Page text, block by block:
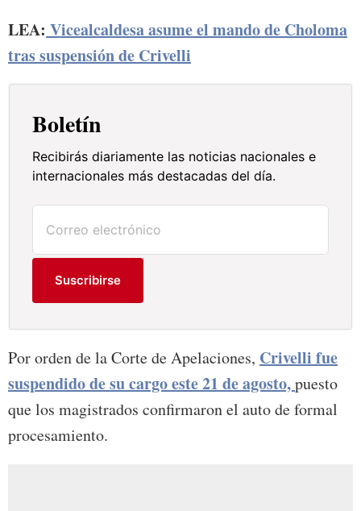
LEA: Vicealcaldesa asume el mando de Choloma
tras suspensión de Crivelli
Boletín
Recibirás diariamente las noticias nacionales e
internacionales más destacadas del día.
Suscribirse
Por orden de la Corte de Apelaciones, Crivelli fue
suspendido de su cargo este 21 de agosto,puesto
que los magistrados confirmaron el auto de formal
procesamiento.